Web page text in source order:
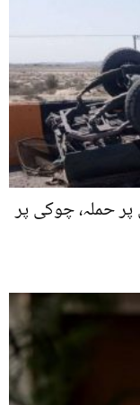
پر حملہ، چوکی پر